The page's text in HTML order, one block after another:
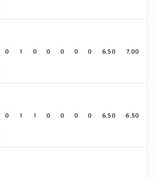
0 1 0 0 0 0 0 6,50 7,00
0 1 1 0 0 0 0 6,50 6,50